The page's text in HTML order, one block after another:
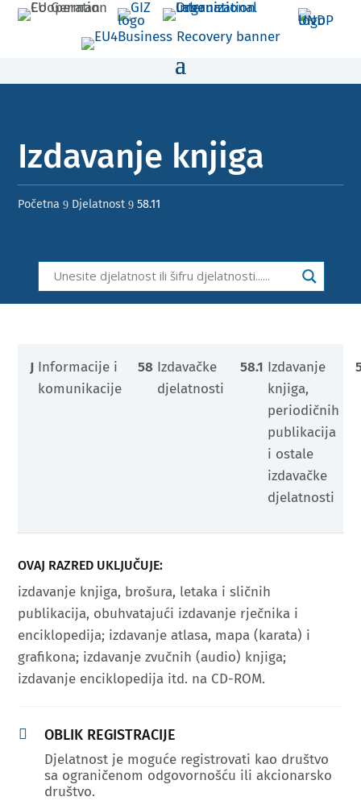
Izdavanje knjiga ​
Početna 9 Djelatnost 9 58.11
J Informacije i
komunikacije
58 Izdavačke
djelatnosti
58.1 Izdavanje
knjiga,
periodičnih
publikacija
i ostale
izdavačke
djelatnosti
OVAJ RAZRED UKLJUČUJE:
izdavanje knjiga, brošura, letaka i sličnih
publikacija, obuhvatajući izdavanje rječnika i
enciklopedija; izdavanje atlasa, mapa (karata) i
grafikona; izdavanje zvučnih (audio) knjiga;
izdavanje enciklopedija itd. na CD-ROM.
 OBLIK REGISTRACIJE
Djelatnost je moguće registrovati kao društvo
sa ograničenom odgovornošću ili akcionarsko
društvo.